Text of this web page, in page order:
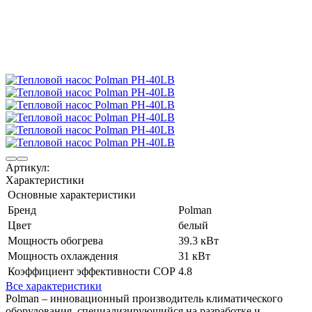
Артикул:
Характеристики
Основные характеристики
Бренд
Polman
Цвет
белый
Мощность обогрева
39.3 кВт
Мощность охлаждения
31 кВт
Коэффициент эффективности COP 4.8
Все характеристики
Polman – инновационный производитель климатического